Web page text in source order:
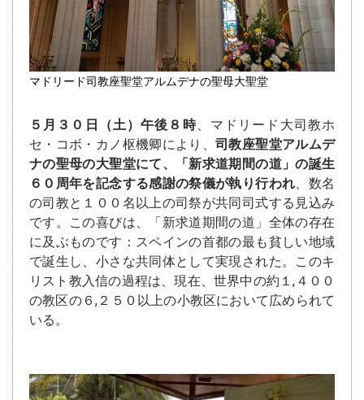
マドリード司教座聖堂アルムデナの聖母大聖堂
５月３０日（土）午後８時、マドリード大司教ホ
セ・コボ・カノ枢機卿により、司教座聖堂アルムデ
ナの聖母の大聖堂にて、「新求道期間の道」の誕生
６０周年を記念する感謝の祭儀が執り行われ、数名
の司教と１００名以上の司祭が共同司式する見込み
です。この喜びは、「新求道期間の道」全体の存在
に及ぶものです：スペインの首都の最も貧しい地域
で誕生し、小さな共同体として実現された。このキ
リスト教入信の過程は、現在、世界中の約１,４００
の教区の６,２５０以上の小教区において広められて
いる。